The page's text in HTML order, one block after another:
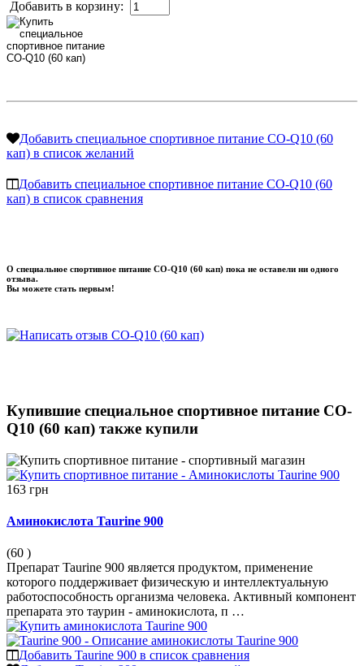
Добавить в корзину:
Добавить специальное спортивное питание CO-Q10 (60
кап) в список желаний
Добавить специальное спортивное питание CO-Q10 (60
кап) в список сравнения
О специальное спортивное питание CO-Q10 (60 кап) пока не оставели ни одного
отзыва.
Вы можете стать первым!
Купившие специальное спортивное питание CO-
Q10 (60 кап) также купили
163 грн
Аминокислота Taurine 900
(60 )
Препарат Taurine 900 является продуктом, применение
которого поддерживает физическую и интеллектуальную
работоспособность организма человека. Активный компонент
препарата это таурин - аминокислота, п …
Добавить Taurine 900 в список сравнения